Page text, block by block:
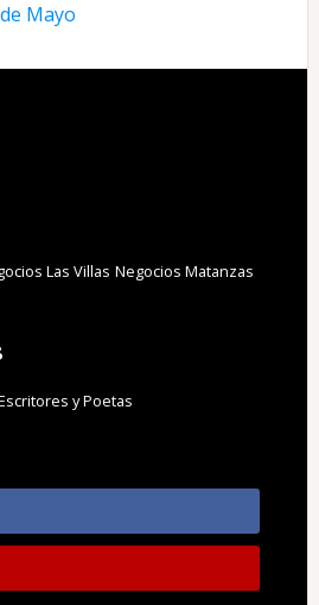
Mayo
Las Villas Negocios Matanzas
y Poetas